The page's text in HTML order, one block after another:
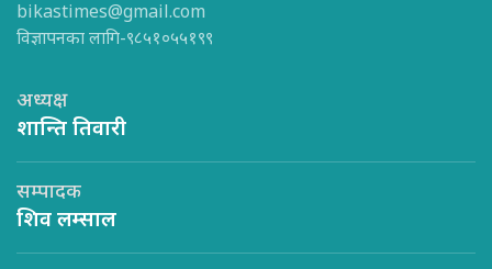
bikastimes@gmail.com
विज्ञापनका लागि-९८५१०५५१९९
अध्यक्ष
शान्ति तिवारी
सम्पादक
शिव लम्साल